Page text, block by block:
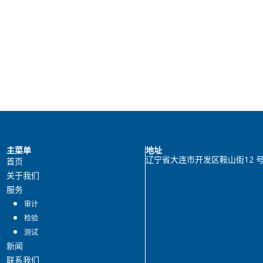
主菜单
首页
关于我们
服务
审计
检验
测试
新闻
联系我们
地址
辽宁省大连市开发区鞍山街12